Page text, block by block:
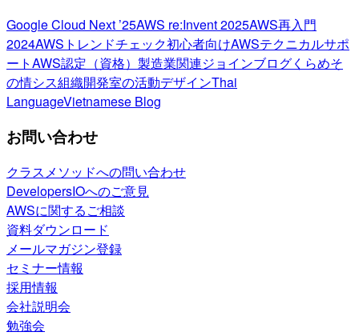
Google Cloud Next ’25AWS re:Invent 2025AWS再入門
2024AWSトレンドチェック初心者向けAWSテクニカルサポ
ートAWS認定（資格） 製造業関連ジョインブログくらめそ
の情シス組織開発室の活動デザインThai
LanguageVietnamese Blog
お問い合わせ
クラスメソッドへの問い合わせ
DevelopersIOへのご意見
AWSに関するご相談
資料ダウンロード
メールマガジン登録
セミナー情報
採用情報
会社説明会
勉強会